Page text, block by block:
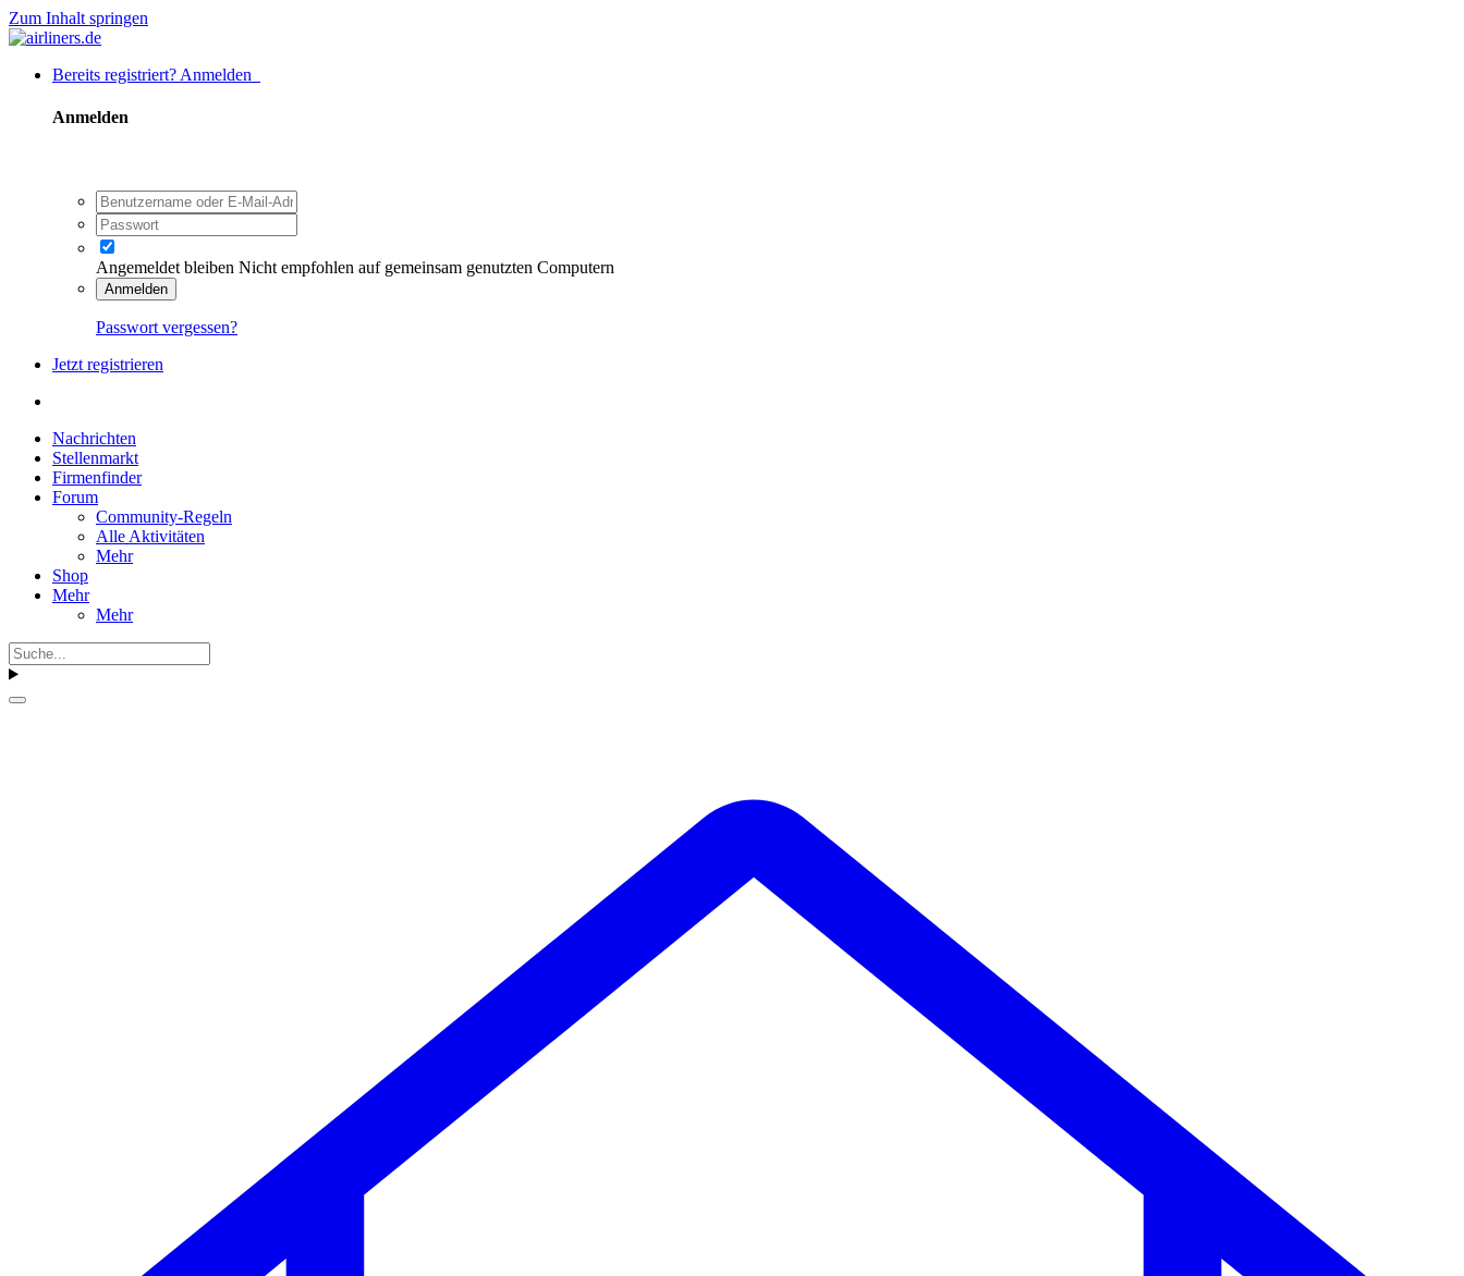
Zum Inhalt springen
Bereits registriert? Anmelden
Anmelden
Angemeldet bleiben Nicht empfohlen auf gemeinsam genutzten Computern
Anmelden
Passwort vergessen?
Jetzt registrieren
Nachrichten
Stellenmarkt
Firmenfinder
Forum
Community-Regeln
Alle Aktivitäten
Mehr
Shop
Mehr
Mehr